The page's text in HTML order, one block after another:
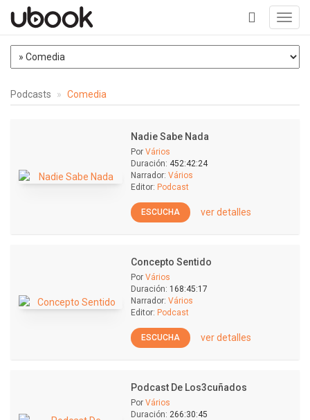
+
Podcasts Comedia
Nadie Sabe Nada
Por Vários
Duración: 452:42:24
Narrador: Vários
Editor: Podcast
ESCUCHA ver detalles
Concepto Sentido
Por Vários
Duración: 168:45:17
Narrador: Vários
Editor: Podcast
ESCUCHA ver detalles
Podcast De Los3cuñados
Por Vários
Duración: 266:30:45